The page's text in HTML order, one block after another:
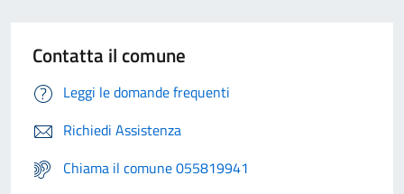
Contatta il comune
Leggi le domande frequenti
Richiedi Assistenza
Chiama il comune 055819941